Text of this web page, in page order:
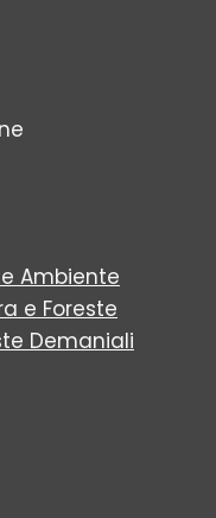
Ambiente
e Foreste
Demaniali